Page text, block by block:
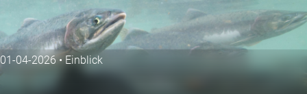
01-04-2026•Einblick